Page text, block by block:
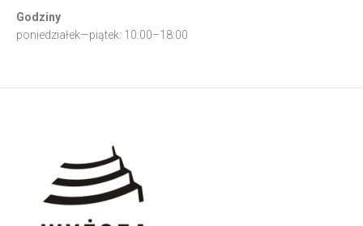
Godziny
poniedziałek—piątek: 10:00–18:00